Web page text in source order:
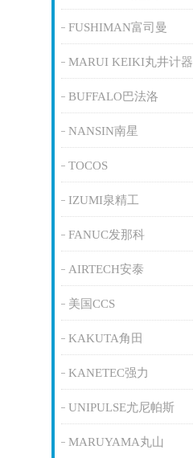
FUSHIMAN富司曼
MARUI KEIKI丸井计器
BUFFALO巴法洛
NANSIN南星
TOCOS
IZUMI泉精工
FANUC发那科
AIRTECH安泰
美国CCS
KAKUTA角田
KANETEC强力
UNIPULSE尤尼帕斯
MARUYAMA丸山